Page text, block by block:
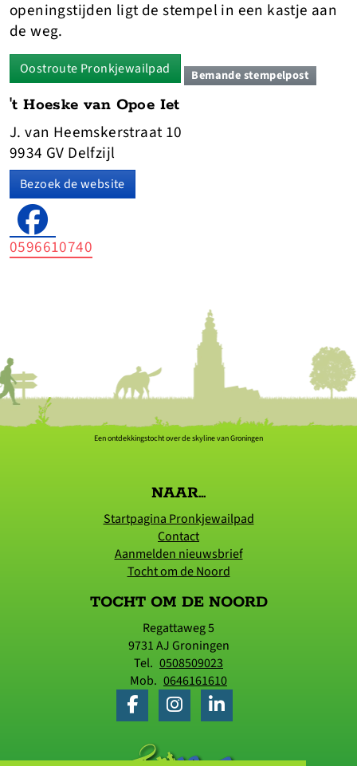
openingstijden ligt de stempel in een kastje aan
de weg.
Oostroute Pronkjewailpad Bemande stempelpost
't Hoeske van Opoe Iet
J. van Heemskerstraat 10
9934 GV Delfzijl
Bezoek de website
0596610740
Een ontdekkingstocht over de skyline van Groningen
NAAR...
Startpagina Pronkjewailpad
Contact
Aanmelden nieuwsbrief
Tocht om de Noord
TOCHT OM DE NOORD
Regattaweg 5
9731 AJGroningen
Tel. 0508509023
Mob. 0646161610